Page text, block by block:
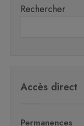
Rechercher
Accès direct
Permanences